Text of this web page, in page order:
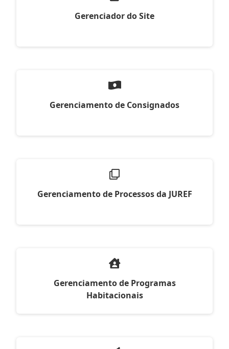
Gerenciador do Site
Gerenciamento de Consignados
Gerenciamento de Processos da JUREF
Gerenciamento de Programas
Habitacionais